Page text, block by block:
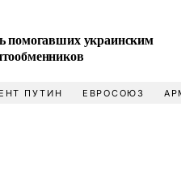
помогавших украинским
ПУТИН ЕВРОСОЮЗ